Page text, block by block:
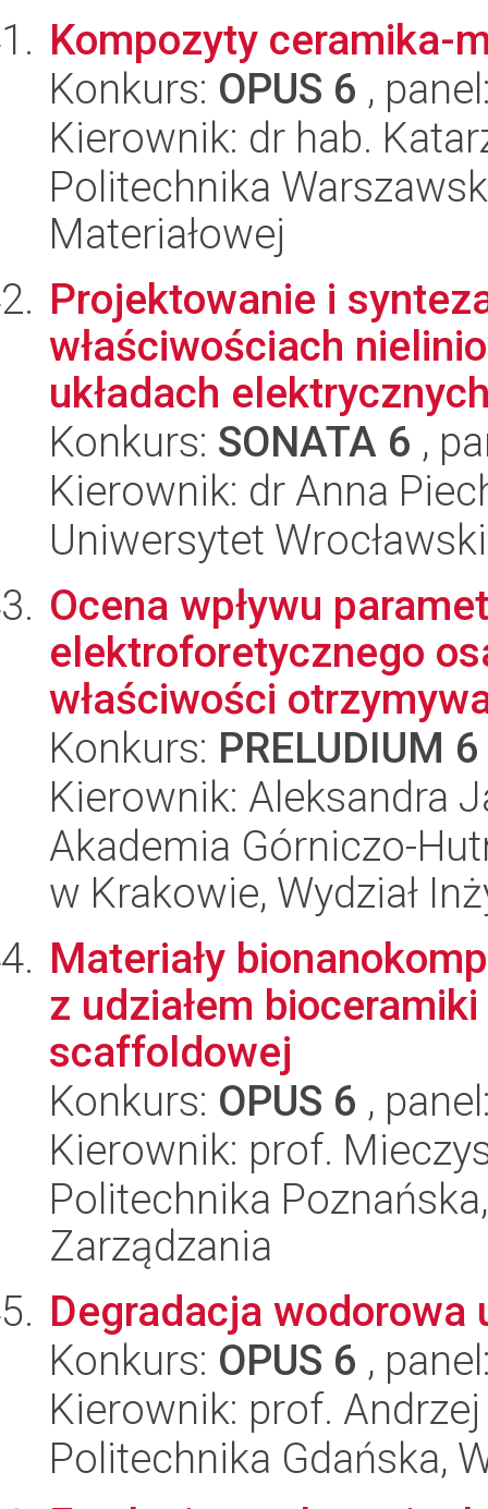
Kompozyty ceramika-
Konkurs: OPUS 6 ,
Kierownik: dr hab.
Politechnika
Materiałowej
Projektowanie i
właściwościach
układach
Konkurs: SONATA 6 ,
Kierownik: dr Anna
Uniwersytet
Ocena wpływu
elektroforetycznego
właściwości
Konkurs: PRELUDIUM 6
Kierownik: Aleksandra
Akademia Górniczo-
w Krakowie, Wydział
Materiały
z udziałem
scaffoldowej
Konkurs: OPUS 6 ,
Kierownik: prof.
Politechnika
Zarządzania
Degradacja
Konkurs: OPUS 6 ,
Kierownik: prof.
Politechnika Gdańska,